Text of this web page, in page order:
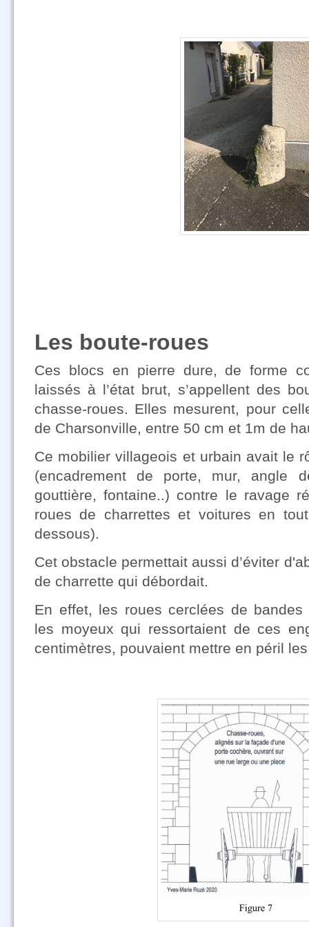
Les boute-roues
Ces blocs en pierre dure, de forme
laissés à l’état brut, s’appellent des
chasse-roues. Elles mesurent, pour
de Charsonville, entre 50 cm et 1m de
Ce mobilier villageois et urbain avait le
(encadrement de porte, mur, angle
gouttière, fontaine..) contre le ravage
roues de charrettes et voitures en
dessous).
Cet obstacle permettait aussi d’éviter
de charrette qui débordait.
En effet, les roues cerclées de
les moyeux qui ressortaient de ces
centimètres, pouvaient mettre en péril